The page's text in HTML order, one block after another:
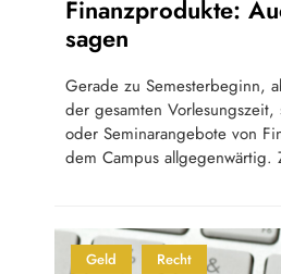
Finanzprodukte:
sagen
Gerade zu Semesterbeginn,
der gesamten
oder Seminarangebote von
dem Campus allgegenwärtig.
Geld Recht